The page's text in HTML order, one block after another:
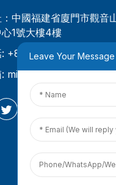
中國福建省廈門市觀音
1號大樓4樓
: +86 18965423693
: mina.cao@foxmail.com
Leave Your Message